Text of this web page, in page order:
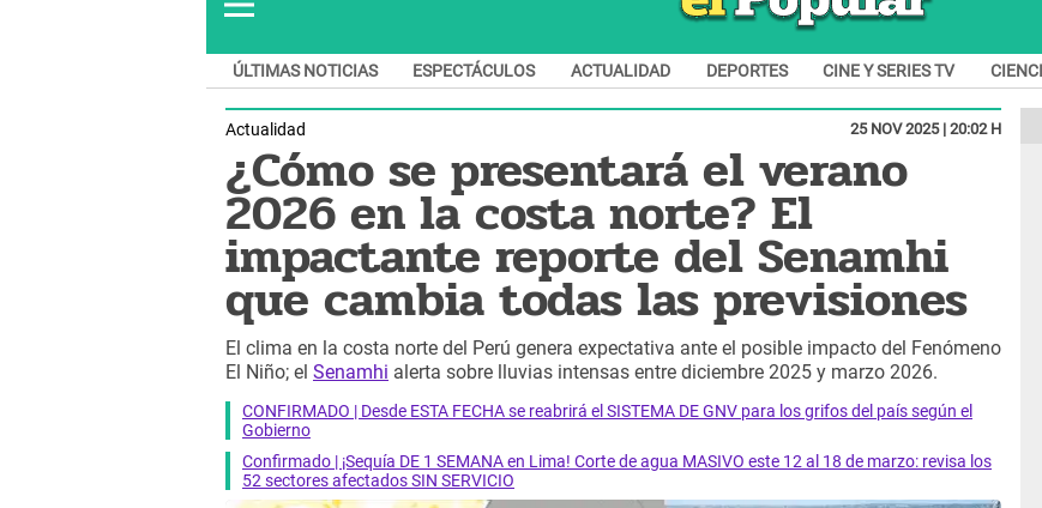
ÚLTIMAS NOTICIAS ESPECTÁCULOS ACTUALIDAD DEPORTES CINE Y SERIES TV
Actualidad 25 NOV 2025 | 20:02 H
¿Cómo se presentará el verano
2026 en la costa norte? El
impactante reporte del Senamhi
que cambia todas las previsiones
El clima en la costa norte del Perú genera expectativa ante el posible impacto del Fenómeno
El Niño; el Senamhi alerta sobre lluvias intensas entre diciembre 2025 y marzo 2026.
CONFIRMADO | Desde ESTA FECHA se reabrirá el SISTEMA DE GNV para los grifos del país según el
Gobierno
Confirmado | ¡Sequía DE 1 SEMANA en Lima! Corte de agua MASIVO este 12 al 18 de marzo: revisa los
52 sectores afectados SIN SERVICIO